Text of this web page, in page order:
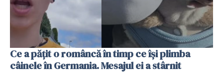
Ce a pățit o româncă în timp ce își plimba
câinele în Germania. Mesajul ei a stârnit